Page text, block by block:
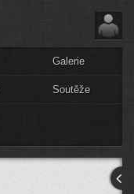
Galerie
Soutěže